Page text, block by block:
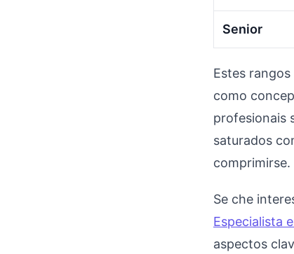
Senior
Estes
como
profesionais
saturados
comprimirse.
Se che
Especialista
aspectos